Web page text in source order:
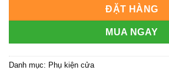
ĐẶT HÀNG
MUA NGAY
Danh mục: Phụ kiện cửa